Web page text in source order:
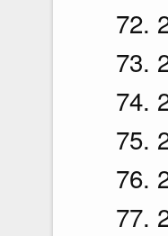
72.
73.
74.
75.
76.
77.